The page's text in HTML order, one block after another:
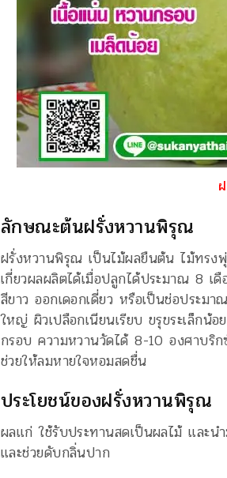
ลักษณะต้นฝรั่งหวานพิรุณ
ฝรั่งหวานพิรุณ เป็นไม้ผลยืนต้น ไม้ทรง
เกี่ยวผลผลิตได้เมื่อปลูกได้ประมาณ 8 เ
สีขาว ออกเดอกเดี่ยว หรือเป็นช่อประ
ใหญ่ ผิวเปลือกเนียนเรียบ ขรุขระเล็กน้อ
กรอบ ความหวานวัดได้ 8-10 องศาบ
ช่วยให้ลมหายใจหอมสดชื่น
ประโยชน์ของฝรั่งหวานพิรุณ
ผลแก่ ใช้รับประทานสดเป็นผลไม้ และน
และช่วยดับกลิ่นปาก